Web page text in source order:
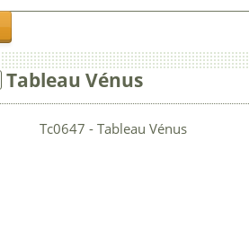
Tableau Vénus